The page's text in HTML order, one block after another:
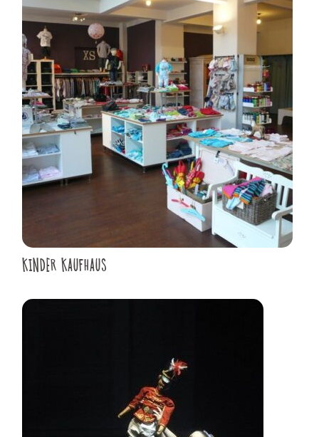
KINDER KAUFHAUS